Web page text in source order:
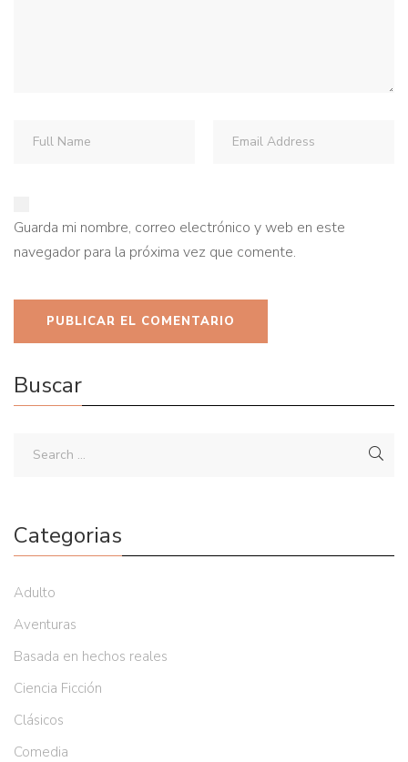
Guarda mi nombre, correo electrónico y web en este
navegador para la próxima vez que comente.
Buscar
Categorias
Adulto
Aventuras
Basada en hechos reales
Ciencia Ficción
Clásicos
Comedia